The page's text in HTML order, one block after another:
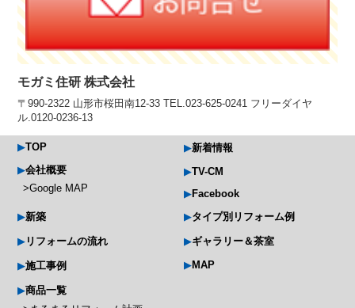
モガミ住研 株式会社
〒990-2322 山形市桜田南12-33 TEL.023-625-0241 フリーダイヤ
ル.0120-0236-13
TOP
会社概要
Google MAP
新築
リフォームの流れ
施工事例
商品一覧
新着情報
TV-CM
Facebook
タイプ別リフォーム例
ギャラリー＆茶室
MAP